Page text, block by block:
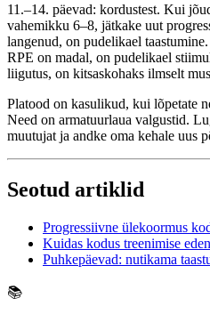
11.–14. päevad: kordustest. Kui
vahemikku 6–8, jätkake uut
langenud, on pudelikael
RPE on madal, on pudelikael
liigutus, on kitsaskohaks ilmselt
Platood on kasulikud, kui lõpetate
Need on armatuurlaua valgustid.
muutujat ja andke oma kehale uus
Seotud artiklid
Progressiivne ülekoormus
Kuidas kodus treenimise
Puhkepäevad: nutikama
📚